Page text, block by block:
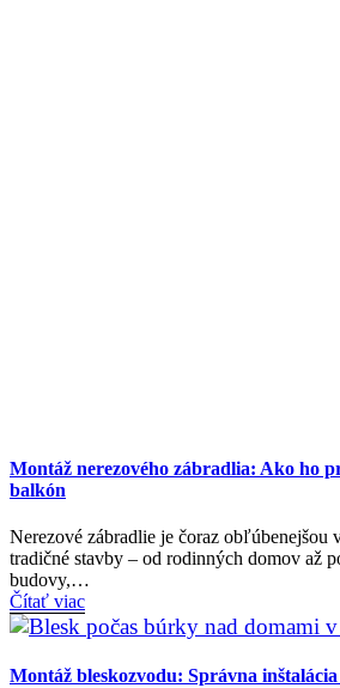
Montáž nerezového zábradlia: Ako ho
balkón
Nerezové zábradlie je čoraz obľúbenejšou
tradičné stavby – od rodinných domov až
budovy,…
Čítať viac
Montáž bleskozvodu: Správna